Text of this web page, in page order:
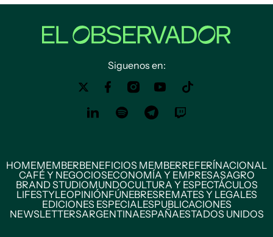
Siguenos en:
HOMEMEMBERBENEFICIOS MEMBERREFERÍNACIONAL
CAFÉ Y NEGOCIOSECONOMÍA Y EMPRESASAGRO
BRAND STUDIOMUNDOCULTURA Y ESPECTÁCULOS
LIFESTYLEOPINIÓNFÚNEBRESREMATES Y LEGALES
EDICIONES ESPECIALESPUBLICACIONES
NEWSLETTERSARGENTINAESPAÑAESTADOS UNIDOS